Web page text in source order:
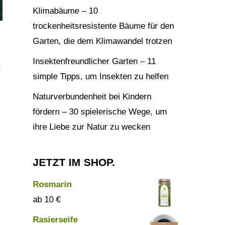
Klimabäume – 10
trockenheitsresistente Bäume für den
Garten, die dem Klimawandel trotzen
Insektenfreundlicher Garten – 11
simple Tipps, um Insekten zu helfen
Naturverbundenheit bei Kindern
fördern – 30 spielerische Wege, um
ihre Liebe zur Natur zu wecken
JETZT IM SHOP.
Rosmarin
10 €
Rasierseife